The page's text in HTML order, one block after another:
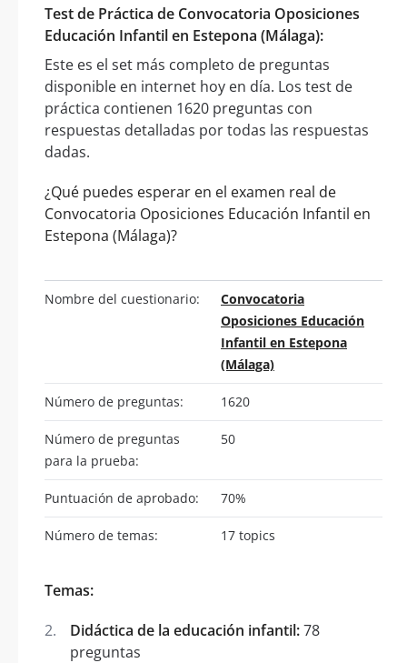
Test de Práctica de Convocatoria Oposiciones
Educación Infantil en Estepona (Málaga):
Este es el set más completo de preguntas
disponible en internet hoy en día. Los test de
práctica contienen 1620 preguntas con
respuestas detalladas por todas las respuestas
dadas.
¿Qué puedes esperar en el examen real de
Convocatoria Oposiciones Educación Infantil en
Estepona (Málaga)?
Nombre del cuestionario:
Convocatoria
Oposiciones Educación
Infantil en Estepona
(Málaga)
Número de preguntas: 1620
Número de preguntas
para la prueba:
50
Puntuación de aprobado: 70%
Número de temas: 17 topics
Temas:
Didáctica de la educación infantil:78
preguntas